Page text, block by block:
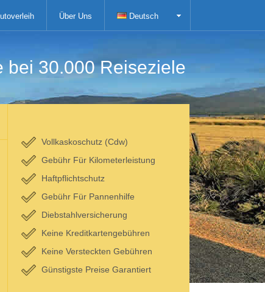
Über Uns Deutsch
bei 30.000 Reiseziele
Vollkaskoschutz (Cdw)
Gebühr Für Kilometerleistung
Haftpflichtschutz
Gebühr Für Pannenhilfe
Diebstahlversicherung
Keine Kreditkartengebühren
Keine Versteckten Gebühren
Günstigste Preise Garantiert